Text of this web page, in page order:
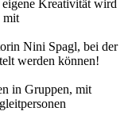
Kreativität wird
mit
Nini Spagl, bei der
werden können!
in Gruppen, mit